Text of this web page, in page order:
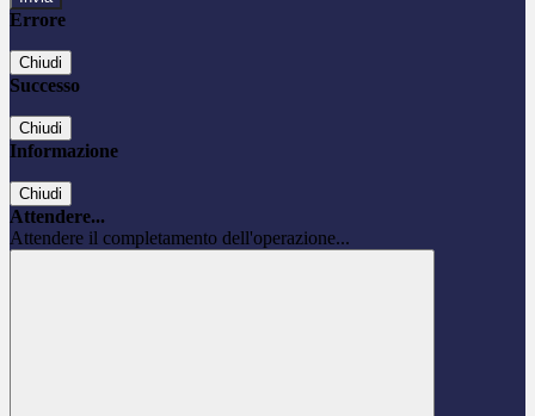
Errore
Chiudi
Successo
Chiudi
Informazione
Chiudi
Attendere...
Attendere il completamento dell'operazione...